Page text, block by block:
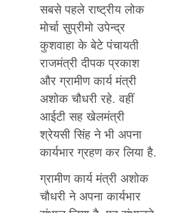
सबसे पहले राष्ट्रीय लोक
मोर्चा सुप्रीमो उपेन्द्र
कुशवाहा के बेटे पंचायती
राजमंत्री दीपक प्रकाश
और ग्रामीण कार्य मंत्री
अशोक चौधरी रहे. वहीं
आईटी सह खेलमंत्री
श्रेयसी सिंह ने भी अपना
कार्यभार ग्रहण कर लिया है.
ग्रामीण कार्य मंत्री अशोक
चौधरी ने अपना कार्यभार